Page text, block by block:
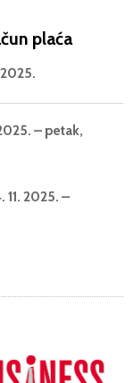
plaća
2025.
– petak,
2025. –